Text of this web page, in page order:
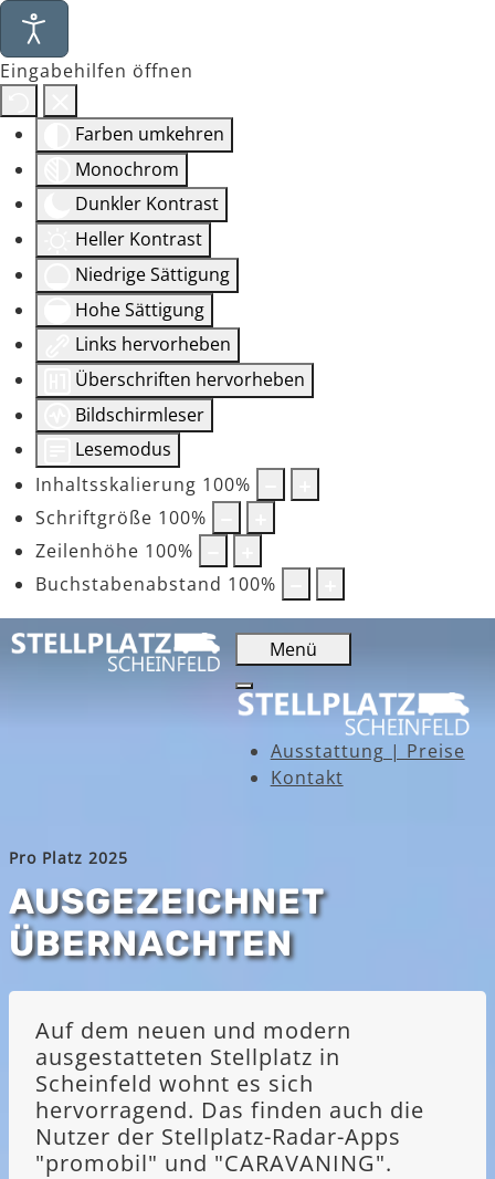
Eingabehilfen öffnen
Farben umkehren
Monochrom
Dunkler Kontrast
Heller Kontrast
Niedrige Sättigung
Hohe Sättigung
Links hervorheben
Überschriften hervorheben
Bildschirmleser
Lesemodus
Inhaltsskalierung 100%
Schriftgröße 100%
Zeilenhöhe 100%
Buchstabenabstand 100%
Menü
Ausstattung | Preise
Kontakt
Pro Platz 2025
AUSGEZEICHNET
ÜBERNACHTEN
Auf dem neuen und modern
ausgestatteten Stellplatz in
Scheinfeld wohnt es sich
hervorragend. Das finden auch die
Nutzer der Stellplatz-Radar-Apps
"promobil" und "CARAVANING".